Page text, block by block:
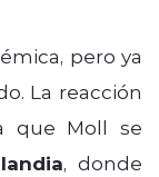
pero ya
La reacción
que Moll se
, donde